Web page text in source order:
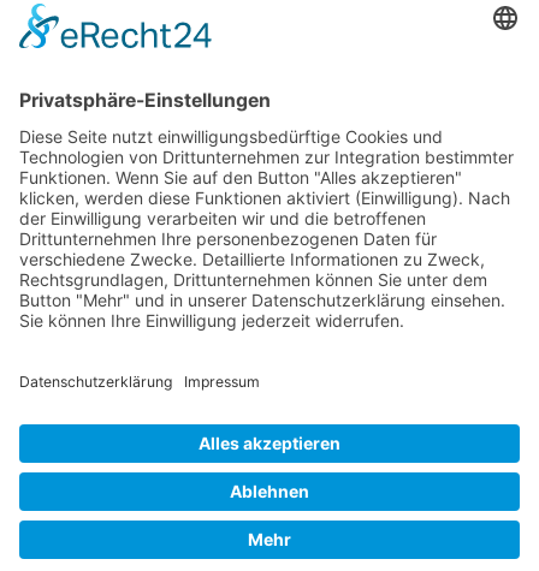
qualifizierte Durchführung erfordert. Die
hin, dass es zukünftig eine wichtigere Rolle
in der außergerichtlichen Streitbeilegung
spielen könnte.
Synonyme: Co-Med-Arb-Verfahren
© 2026 Frank Hartung Ihr Mediator bei Konflikten in Familie,
Frank Hartung - Familien- und Wirtschaftsmediator
263 Bewertungen auf ProvenExpert.com